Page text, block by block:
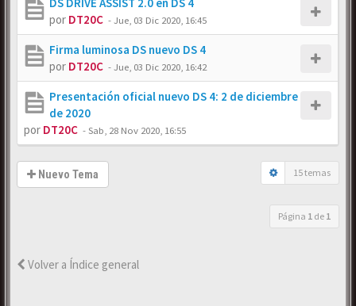
por DT20C -Jue, 03 Dic 2020, 16:45
Firma luminosa DS nuevo DS 4
por DT20C -Jue, 03 Dic 2020, 16:42
Presentación oficial nuevo DS 4: 2 de diciembre
de 2020
por DT20C -Sab, 28 Nov 2020, 16:55
Nuevo Tema 15 temas
Página 1 de 1
Volver a Índice general